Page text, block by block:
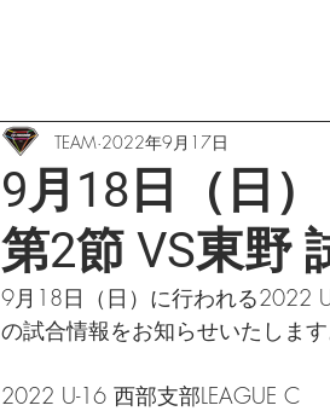
9月18日（日）
第2節 VS東野
TEAM 2022年9月17日
9月18日（日）に行われる2022
の試合情報をお知らせいたします
2022 U-16 西部支部LEAGUE C